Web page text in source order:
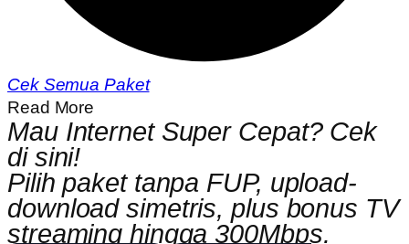
Cek Semua Paket
Read More
Mau Internet Super Cepat? Cek
di sini!
Pilih paket tanpa FUP, upload-
download simetris, plus bonus TV
streaming hingga 300Mbps.